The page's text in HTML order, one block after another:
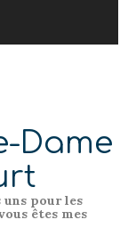
Dame
uns pour les
êtes mes